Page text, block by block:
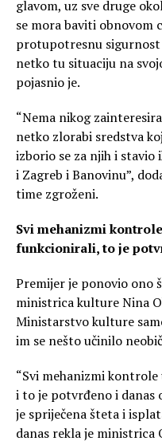
glavom, uz sve druge
se mora baviti obnovom
protupotresnu sigurnost
netko tu situaciju na
pojasnio je.
“Nema nikog
netko zlorabi sredstva
izborio se za njih i stavio
i Zagreb i Banovinu”,
time zgroženi.
Svi mehanizmi
funkcionirali, to je
Premijer je ponovio ono
ministrica kulture Nina
Ministarstvo kulture
im se nešto učinilo
“Svi mehanizmi
i to je potvrđeno i danas
je spriječena šteta i
danas rekla je